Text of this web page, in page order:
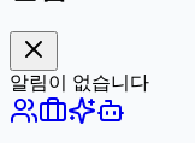
알림이 없습니다